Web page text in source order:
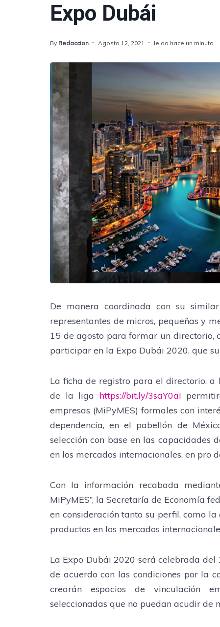
Expo Dubái
By Redaccion Agosto 12, 2021 leido hace un minuto
De manera coordinada con su
representantes de micros, pequeñas y
15 de agosto para formar un directorio,
participar en la Expo Dubái 2020, que
La ficha de registro para el directorio,
de la liga https://bit.ly/3saY0aI
empresas (MiPyMES) formales con
dependencia, en el pabellón de
selección con base en las capacidades
en los mercados internacionales, en pro
Con la información recabada
MiPyMES”, la Secretaría de Economía
en consideración tanto su perfil, como
productos en los mercados
La Expo Dubái 2020 será celebrada
de acuerdo con las condiciones por la
crearán espacios de vinculación
seleccionadas que no puedan acudir de